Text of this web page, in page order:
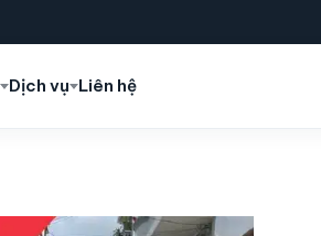
Dịch vụ Liên hệ